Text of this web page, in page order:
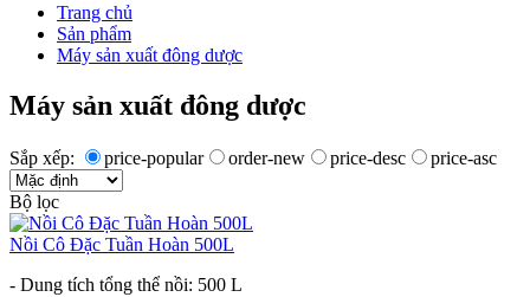
Trang chủ
Sản phẩm
Máy sản xuất đông dược
Máy sản xuất đông dược
Sắp xếp: price-popular order-new price-desc price-asc
Bộ lọc
Nồi Cô Đặc Tuần Hoàn 500L
- Dung tích tổng thể nồi: 500 L